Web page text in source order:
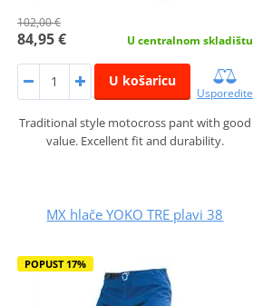
102,00 €
84,95 € U centralnom skladištu
U košaricu
Usporedite
Traditional style motocross pant with good
value. Excellent fit and durability.
MX hlače YOKO TRE plavi 38
POPUST 17%